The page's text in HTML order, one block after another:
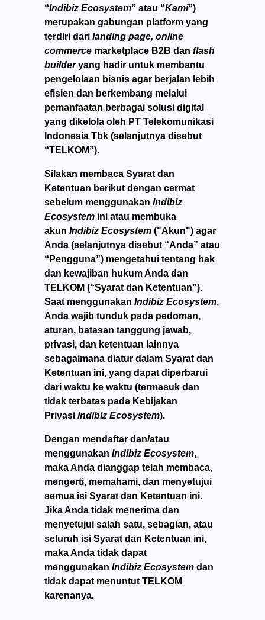
“Indibiz Ecosystem” atau “Kami”)
merupakan gabungan platform yang
terdiri dari landing page, online
commerce marketplace B2B dan flash
builderyang hadir untuk membantu
pengelolaan bisnis agar berjalan lebih
efisien dan berkembang melalui
pemanfaatan berbagai solusi digital
yang dikelola oleh PT Telekomunikasi
Indonesia Tbk (selanjutnya disebut
“TELKOM”).
Silakan membaca Syarat dan
Ketentuan berikut dengan cermat
sebelum menggunakan Indibiz
Ecosystem ini atau membuka
akun Indibiz Ecosystem ("Akun") agar
Anda (selanjutnya disebut “Anda” atau
“Pengguna”) mengetahui tentang hak
dan kewajiban hukum Anda dan
TELKOM (“Syarat dan Ketentuan”).
Saat menggunakan Indibiz Ecosystem,
Anda wajib tunduk pada pedoman,
aturan, batasan tanggung jawab,
privasi, dan ketentuan lainnya
sebagaimana diatur dalam Syarat dan
Ketentuan ini, yang dapat diperbarui
dari waktu ke waktu (termasuk dan
tidak terbatas pada Kebijakan
Privasi Indibiz Ecosystem).
Dengan mendaftar dan/atau
menggunakan Indibiz Ecosystem,
maka Anda dianggap telah membaca,
mengerti, memahami, dan menyetujui
semua isi Syarat dan Ketentuan ini.
Jika Anda tidak menerima dan
menyetujui salah satu, sebagian, atau
seluruh isi Syarat dan Ketentuan ini,
maka Anda tidak dapat
menggunakan Indibiz Ecosystem dan
tidak dapat menuntut TELKOM
karenanya.